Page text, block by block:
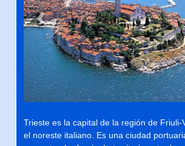
Previous
Trieste es la capital de la región de Friuli-
el noreste italiano. Es una ciudad